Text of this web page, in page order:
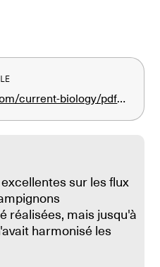
à l'intérieur des réseaux
pour comprendre comment les
du carbone des champignons
https://www.cell.com/current-biology/pdf/S0960-9822(23)00167-7.pdf
sur les flux
réalisées, mais jusqu'à
harmonisé les